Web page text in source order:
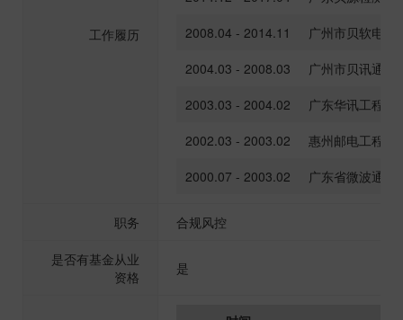
工作履历
2008.04 - 2014.11
广州市贝软电子
2004.03 - 2008.03
广州市贝讯通信
2003.03 - 2004.02
广东华讯工程有
2002.03 - 2003.02
惠州邮电工程有
2000.07 - 2003.02
广东省微波通讯
职务 合规风控
是否有基金从业
资格
是